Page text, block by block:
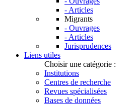
- Articles
Migrants
- Ouvrages
- Articles
Jurisprudences
Liens utiles
Choisir une catégorie :
Institutions
Centres de recherche
Revues spécialisées
Bases de données